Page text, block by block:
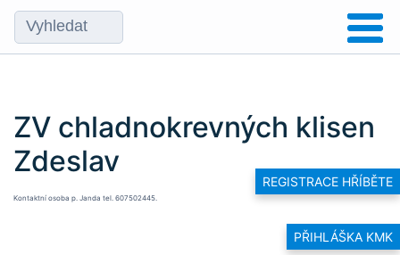
REGISTRACE HŘÍBĚTE
PŘIHLÁŠKA KMK
ZV chladnokrevných klisen
Zdeslav
Kontaktní osoba p. Janda tel. 607502445.